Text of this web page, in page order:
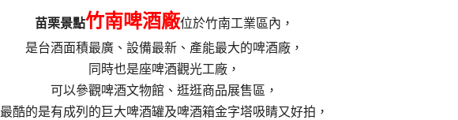
苗栗景點竹南啤酒廠位於竹南工業區內，
是台酒面積最廣、設備最新、產能最大的啤酒廠，
同時也是座啤酒觀光工廠，
可以參觀啤酒文物館、逛逛商品展售區，
最酷的是有成列的巨大啤酒罐及啤酒箱金字塔吸睛又好拍，